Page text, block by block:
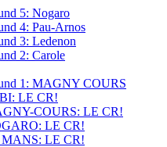
5: Nogaro
4: Pau-Arnos
3: Ledenon
2: Carole
1: MAGNY COURS
LE CR!
COURS: LE CR!
LE CR!
LE CR!